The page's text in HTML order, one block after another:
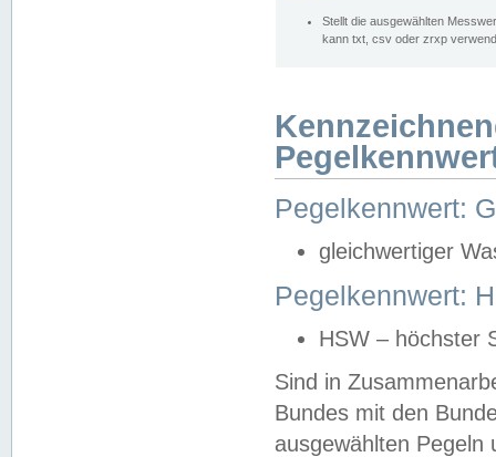
Stellt die ausgewählten
kann txt, csv oder zrxp
Pegelkennwert:
gleichwertiger
Pegelkennwert:
HSW – höchster
Sind in
Bundes mit den
ausgewählten